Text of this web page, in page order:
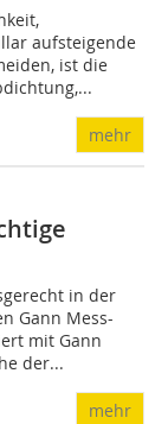
aufsteigende
ist die
mehr
in der
Gann Mess-
mit Gann
der...
mehr